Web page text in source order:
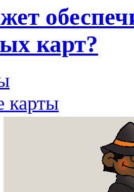
карт?
карты